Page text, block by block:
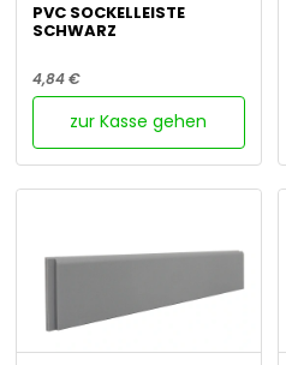
PVC SOCKELLEISTE
SCHWARZ
4,84 €
zur Kasse gehen